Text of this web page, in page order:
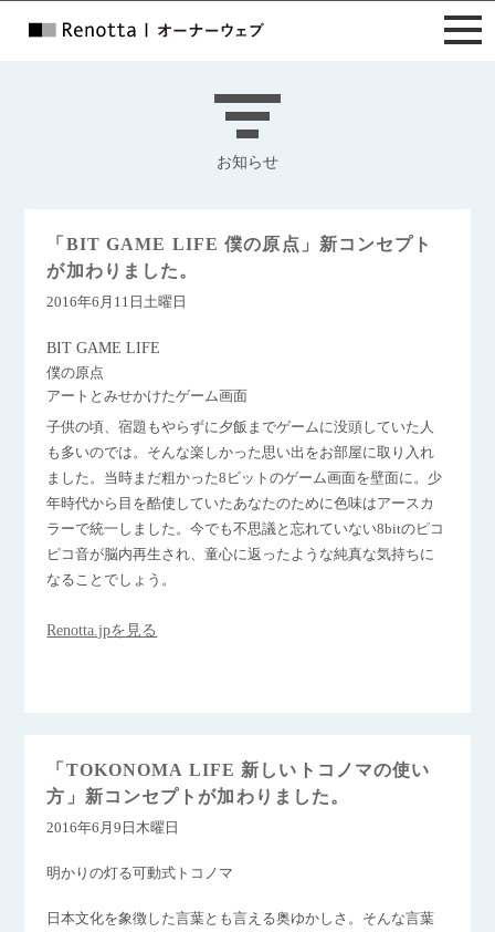
お知らせ
「BIT GAME LIFE 僕の原点」新コンセプト
が加わりました。
2016年6月11日土曜日
BIT GAME LIFE
僕の原点
アートとみせかけたゲーム画面
子供の頃、宿題もやらずに夕飯までゲームに没頭していた人
も多いのでは。そんな楽しかった思い出をお部屋に取り入れ
ました。当時まだ粗かった8ビットのゲーム画面を壁面に。少
年時代から目を酷使していたあなたのために色味はアースカ
ラーで統一しました。今でも不思議と忘れていない8bitのピコ
ピコ音が脳内再生され、童心に返ったような純真な気持ちに
なることでしょう。
Renotta.jpを見る
「TOKONOMA LIFE 新しいトコノマの使い
方」新コンセプトが加わりました。
2016年6月9日木曜日
明かりの灯る可動式トコノマ
日本文化を象徴した言葉とも言える奥ゆかしさ。そんな言葉